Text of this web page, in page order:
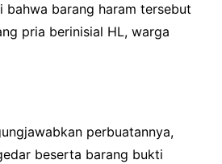
bahwa barang haram tersebut
pria berinisial HL, warga
perbuatannya,
beserta barang bukti